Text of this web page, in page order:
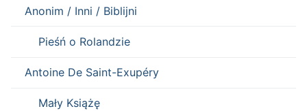
Anonim / Inni / Biblijni
Pieśń o Rolandzie
Antoine De Saint-Exupéry
Mały Książę